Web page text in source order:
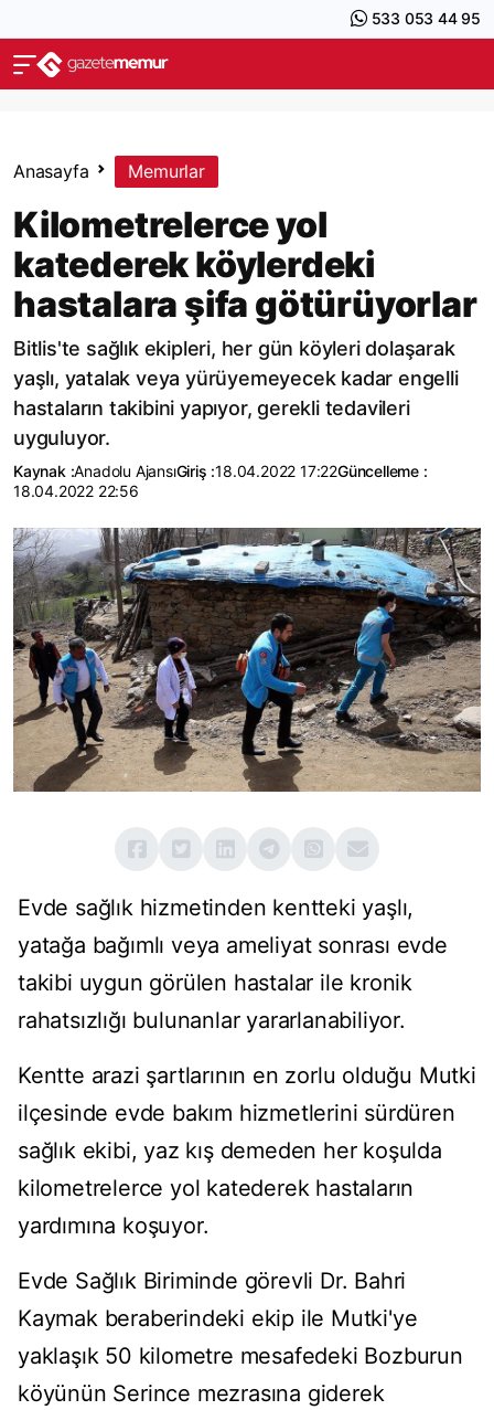
533 053 44 95
Anasayfa Memurlar
Kilometrelerce yol
katederek köylerdeki
hastalara şifa götürüyorlar
Bitlis'te sağlık ekipleri, her gün köyleri dolaşarak
yaşlı, yatalak veya yürüyemeyecek kadar engelli
hastaların takibini yapıyor, gerekli tedavileri
uyguluyor.
Kaynak :Anadolu AjansıGiriş :18.04.2022 17:22Güncelleme :
18.04.2022 22:56
Evde sağlık hizmetinden kentteki yaşlı,
yatağa bağımlı veya ameliyat sonrası evde
takibi uygun görülen hastalar ile kronik
rahatsızlığı bulunanlar yararlanabiliyor.
Kentte arazi şartlarının en zorlu olduğu Mutki
ilçesinde evde bakım hizmetlerini sürdüren
sağlık ekibi, yaz kış demeden her koşulda
kilometrelerce yol katederek hastaların
yardımına koşuyor.
Evde Sağlık Biriminde görevli Dr. Bahri
Kaymak beraberindeki ekip ile Mutki'ye
yaklaşık 50 kilometre mesafedeki Bozburun
köyünün Serince mezrasına giderek